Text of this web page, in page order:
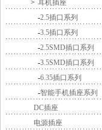
> 耳机插座
-2.5插口系列
-3.5插口系列
-2.5SMD插口系列
-3.5SMD插口系列
-6.35插口系列
-智能手机插座系列
DC插座
电源插座